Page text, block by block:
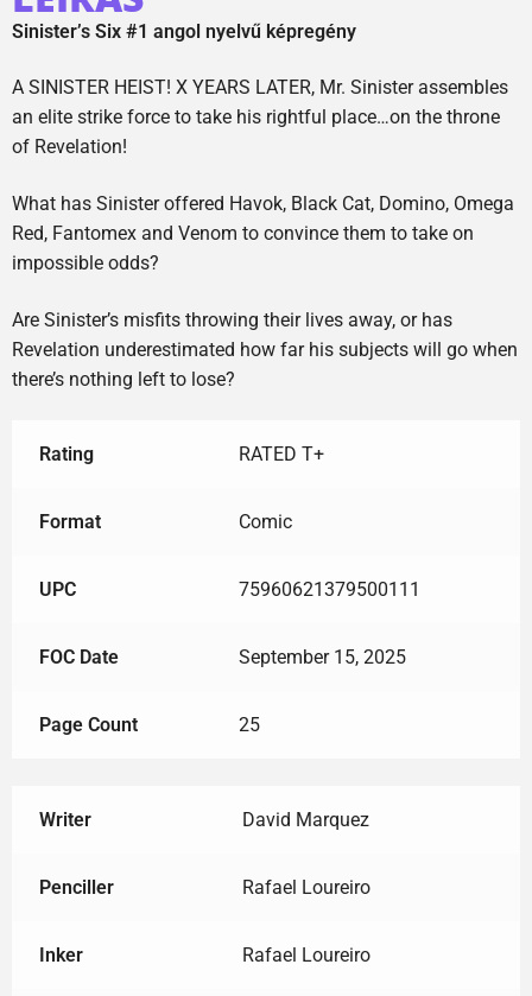
Sinister’s Six #1 angol nyelvű képregény
A SINISTER HEIST! X YEARS LATER, Mr. Sinister assembles
an elite strike force to take his rightful place…on the throne
of Revelation!
What has Sinister offered Havok, Black Cat, Domino, Omega
Red, Fantomex and Venom to convince them to take on
impossible odds?
Are Sinister’s misfits throwing their lives away, or has
Revelation underestimated how far his subjects will go when
there’s nothing left to lose?
Rating RATED T+
Format Comic
UPC 75960621379500111
FOC Date September 15, 2025
Page Count 25
Writer David Marquez
Penciller Rafael Loureiro
Inker Rafael Loureiro